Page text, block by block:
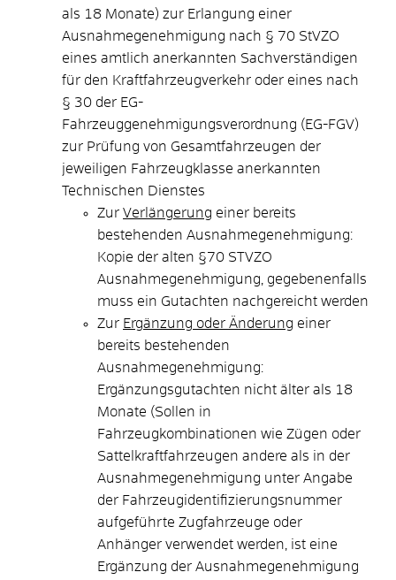
als 18 Monate) zur Erlangung einer
Ausnahmegenehmigung nach § 70 StVZO
eines amtlich anerkannten Sachverständigen
für den Kraftfahrzeugverkehr oder eines nach
§ 30 der EG-
Fahrzeuggenehmigungsverordnung (EG-FGV)
zur Prüfung von Gesamtfahrzeugen der
jeweiligen Fahrzeugklasse anerkannten
Technischen Dienstes
Zur Verlängerung einer bereits
bestehenden Ausnahmegenehmigung:
Kopie der alten §70 STVZO
Ausnahmegenehmigung, gegebenenfalls
muss ein Gutachten nachgereicht werden
Zur Ergänzung oder Änderung einer
bereits bestehenden
Ausnahmegenehmigung:
Ergänzungsgutachten nicht älter als 18
Monate (Sollen in
Fahrzeugkombinationen wie Zügen oder
Sattelkraftfahrzeugen andere als in der
Ausnahmegenehmigung unter Angabe
der Fahrzeugidentifizierungsnummer
aufgeführte Zugfahrzeuge oder
Anhänger verwendet werden, ist eine
Ergänzung der Ausnahmegenehmigung